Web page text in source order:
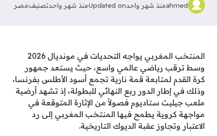
ahmedمنذ شهر واحدUpdated onمنذ شهر واحدتصنيفمصر
المنتخب المغربي يواجه التحديات في مونديال 2026
وسط ترقب رياضي عالمي واسع، حيث يستعد جمهور
كرة القدم لمتابعة قمة نارية تجمع أسود الأطلس بفرنسا،
وذلك في إطار الدور ربع النهائي للبطولة، إذ تشهد أرضية
ملعب جيليت ستاديوم فصولاً من الإثارة المتوقعة في
مواجهة كروية يطمح فيها المنتخب المغربي إلى رد
الاعتبار وتجاوز عقبة الديوك التاريخية.